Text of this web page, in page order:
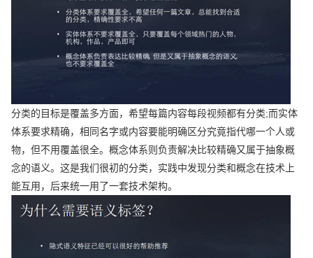
分类的目标是覆盖多方面，希望每篇内容每段视频都有分类;而实体
体系要求精确，相同名字或内容要能明确区分究竟指代哪一个人或
物，但不用覆盖很全。概念体系则负责解决比较精确又属于抽象概
念的语义。这是我们很初的分类，实践中发现分类和概念在技术上
能互用，后来统一用了一套技术架构。